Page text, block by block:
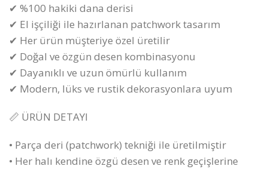
✔ %100 hakiki dana derisi
✔ El işçiliği ile hazırlanan patchwork tasarım
✔ Her ürün müşteriye özel üretilir
✔ Doğal ve özgün desen kombinasyonu
✔ Dayanıklı ve uzun ömürlü kullanım
✔ Modern, lüks ve rustik dekorasyonlara uyum
📏 ÜRÜN DETAYI
• Parça deri (patchwork) tekniği ile üretilmiştir
• Her halı kendine özgü desen ve renk geçişlerine